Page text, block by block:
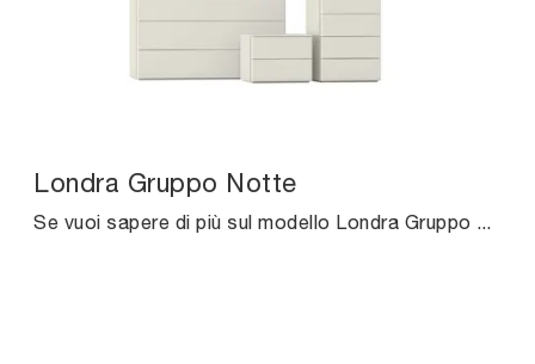
Londra Gruppo Notte
Se vuoi sapere di più sul modello Londra Gruppo Notte, clicca e scopri i Comodini e comò Cinquanta3 ideali per la tua camera da letto.